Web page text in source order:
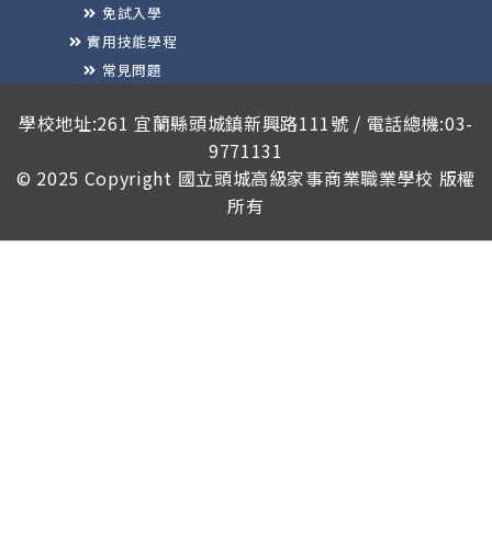
免試入學
實用技能學程
常見問題
學校地址:261 宜蘭縣頭城鎮新興路111號 / 電話總機:03-
9771131
© 2025 Copyright 國立頭城高級家事商業職業學校 版權
所有